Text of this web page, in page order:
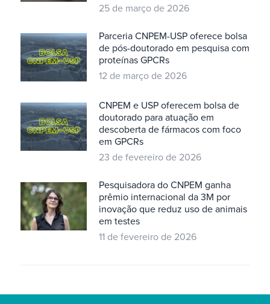
25 de março de 2026
Parceria CNPEM-USP oferece bolsa
de pós-doutorado em pesquisa com
proteínas GPCRs
12 de março de 2026
CNPEM e USP oferecem bolsa de
doutorado para atuação em
descoberta de fármacos com foco
em GPCRs
23 de fevereiro de 2026
Pesquisadora do CNPEM ganha
prêmio internacional da 3M por
inovação que reduz uso de animais
em testes
11 de fevereiro de 2026